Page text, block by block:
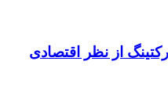
از نظر اقتصادی